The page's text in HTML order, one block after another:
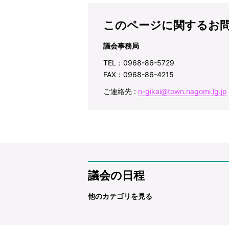
このページに関するお
議会事務局
TEL：0968-86-5729
FAX：0968-86-4215
ご連絡先 : n-gikai@town.nagomi.lg.jp
議会の日程
他のカテゴリを見る